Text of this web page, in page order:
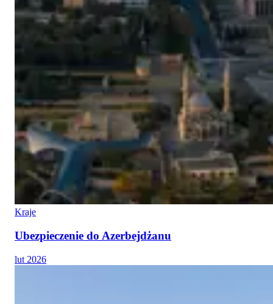
Kraje
Ubezpieczenie do Azerbejdżanu
lut 2026